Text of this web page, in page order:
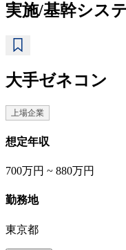
実施/基幹シス
大手ゼネコン
上場企業
想定年収
700万円 ~ 880万円
勤務地
東京都